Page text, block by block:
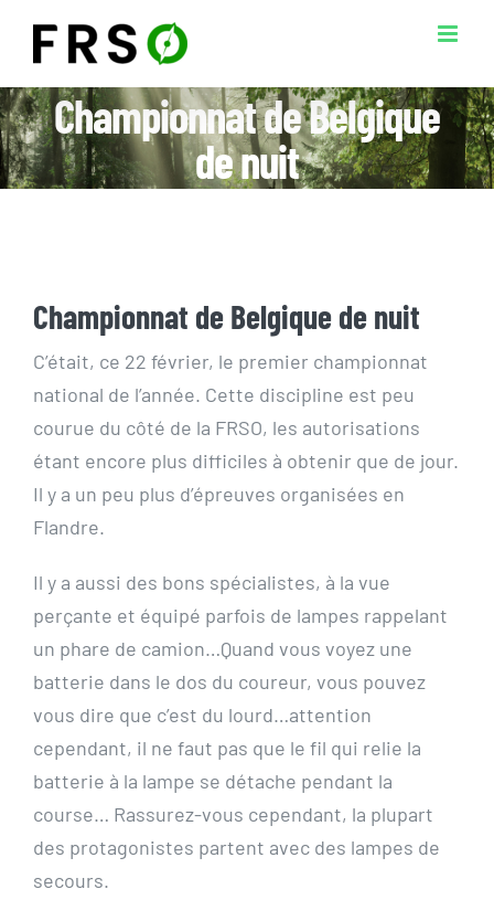
contenu
Championnat de Belgique
de nuit
Championnat de Belgique de nuit
C’était, ce 22 février, le premier championnat
national de l’année. Cette discipline est peu
courue du côté de la FRSO, les autorisations
étant encore plus difficiles à obtenir que de jour.
Il y a un peu plus d’épreuves organisées en
Flandre.
Il y a aussi des bons spécialistes, à la vue
perçante et équipé parfois de lampes rappelant
un phare de camion…Quand vous voyez une
batterie dans le dos du coureur, vous pouvez
vous dire que c’est du lourd…attention
cependant, il ne faut pas que le fil qui relie la
batterie à la lampe se détache pendant la
course… Rassurez-vous cependant, la plupart
des protagonistes partent avec des lampes de
secours.